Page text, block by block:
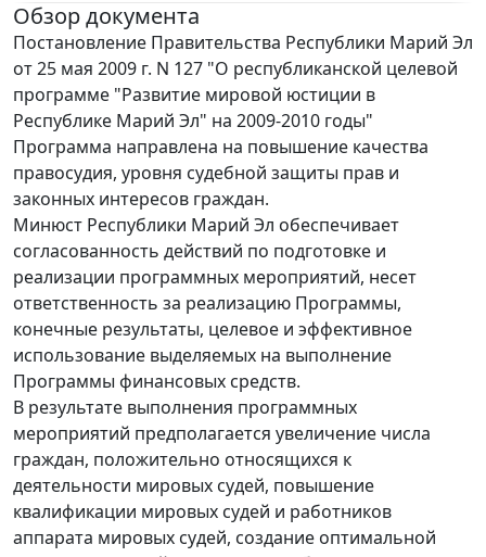
Обзор документа
Постановление Правительства Республики Марий Эл
от 25 мая 2009 г. N 127 "О республиканской целевой
программе "Развитие мировой юстиции в
Республике Марий Эл" на 2009-2010 годы"
Программа направлена на повышение качества
правосудия, уровня судебной защиты прав и
законных интересов граждан.
Минюст Республики Марий Эл обеспечивает
согласованность действий по подготовке и
реализации программных мероприятий, несет
ответственность за реализацию Программы,
конечные результаты, целевое и эффективное
использование выделяемых на выполнение
Программы финансовых средств.
В результате выполнения программных
мероприятий предполагается увеличение числа
граждан, положительно относящихся к
деятельности мировых судей, повышение
квалификации мировых судей и работников
аппарата мировых судей, создание оптимальной